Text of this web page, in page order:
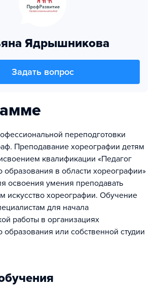
Ядрышникова
Задать вопрос
переподготовки
Преподавание хореографии детям
квалификации «Педагог
образования в области хореографии»
освоения умения преподавать
искусство хореографии. Обучение
для начала
работы в организациях
образования или собственной студии